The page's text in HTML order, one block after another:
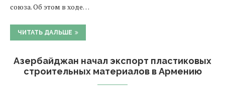
союза. Об этом в ходе…
ЧИТАТЬ ДАЛЬШЕ
Азербайджан начал экспорт пластиковых
строительных материалов в Армению